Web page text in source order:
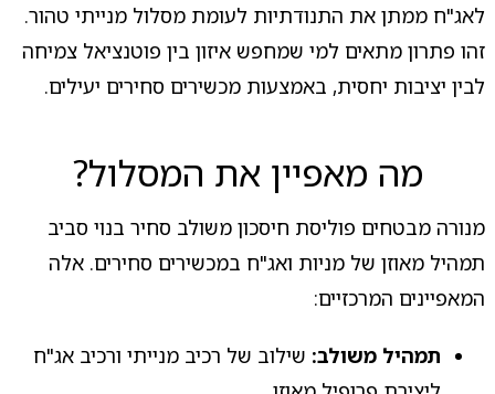
לאג"ח ממתן את התנודתיות לעומת מסלול מנייתי טהור.
זהו פתרון מתאים למי שמחפש איזון בין פוטנציאל צמיחה
לבין יציבות יחסית, באמצעות מכשירים סחירים יעילים.
מה מאפיין את המסלול?
מנורה מבטחים פוליסת חיסכון משולב סחיר בנוי סביב
תמהיל מאוזן של מניות ואג"ח במכשירים סחירים. אלה
המאפיינים המרכזיים:
תמהיל משולב: שילוב של רכיב מנייתי ורכיב אג"ח